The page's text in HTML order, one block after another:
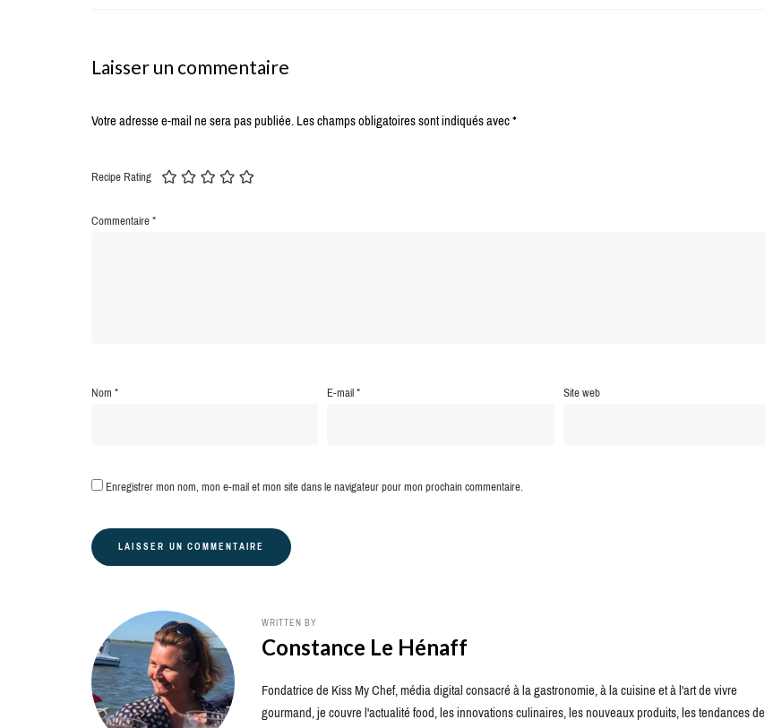
Laisser un commentaire
Votre adresse e-mail ne sera pas publiée.Les champs obligatoires sont indiqués avec*
Recipe Rating
Commentaire*
Nom* E-mail* Site web
Enregistrer mon nom, mon e-mail et mon site dans le navigateur pour mon prochain commentaire.
WRITTEN BY
Constance Le Hénaff
Fondatrice de Kiss My Chef, média digital consacré à la gastronomie, à la cuisine et à l'art de vivre
gourmand, je couvre l'actualité food, les innovations culinaires, les nouveaux produits, les tendances de